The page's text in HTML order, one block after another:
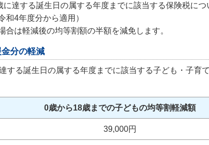
達する誕生日の属する年度までに該当する保険税に
和4年度分から適用）
は軽減後の均等割額の半額を減免します。
分の軽減
する誕生日の属する年度までに該当する子ども・子育
0歳から18歳までの子どもの均等割軽減額
39,000円